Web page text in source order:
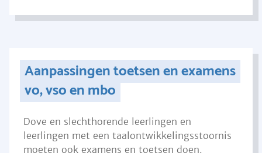
Aanpassingen toetsen en examens
vo, vso en mbo
Dove en slechthorende leerlingen en
leerlingen met een taalontwikkelingsstoornis
moeten ook examens en toetsen doen.